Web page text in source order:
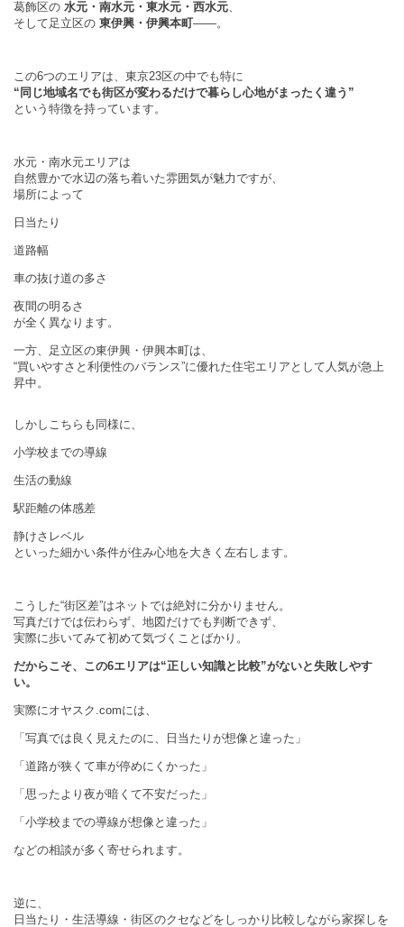
葛飾区の 水元・南水元・東水元・西水元
そして足立区の 東伊興・伊興本町――。
この6つのエリアは、東京23区の中でも特に
“同じ地域名でも街区が変わるだけで暮らし心地がまったく違う”
という特徴を持っています。
水元・南水元エリアは
自然豊かで水辺の落ち着いた雰囲気が魅力ですが、
場所によって
日当たり
道路幅
車の抜け道の多さ
夜間の明るさ
が全く異なります。
一方、足立区の東伊興・伊興本町は、
“買いやすさと利便性のバランス”に優れた住宅エリアとして人気が急上
昇中。
しかしこちらも同様に、
小学校までの導線
生活の動線
駅距離の体感差
静けさレベル
といった細かい条件が住み心地を大きく左右します。
こうした“街区差”はネットでは絶対に分かりません。
写真だけでは伝わらず、地図だけでも判断できず、
実際に歩いてみて初めて気づくことばかり。
だからこそ、この6エリアは“正しい知識と比較”がないと失敗しやす
い。
実際にオヤスク.comには、
「写真では良く見えたのに、日当たりが想像と違った」
「道路が狭くて車が停めにくかった」
「思ったより夜が暗くて不安だった」
「小学校までの導線が想像と違った」
などの相談が多く寄せられます。
逆に、
日当たり・生活導線・街区のクセなどをしっかり比較しながら家探しを